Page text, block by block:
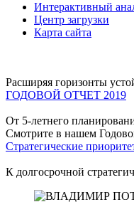
Интерактивный
Центр загрузки
Карта сайта
Расширяя горизонты
ГОДОВОЙ ОТЧЕТ 2019
От 5-летнего
Смотрите в нашем
Стратегические
К долгосрочной